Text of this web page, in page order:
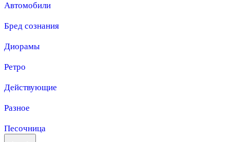
Автомобили
Бред сознания
Диорамы
Ретро
Действующие
Разное
Песочница